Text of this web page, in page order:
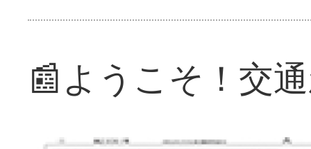
📰ようこそ！交